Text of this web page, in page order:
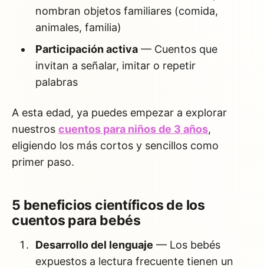
nombran objetos familiares (comida,
animales, familia)
Participación activa— Cuentos que
invitan a señalar, imitar o repetir
palabras
A esta edad, ya puedes empezar a explorar
nuestros cuentos para niños de 3 años,
eligiendo los más cortos y sencillos como
primer paso.
5 beneficios científicos de los
cuentos para bebés
Desarrollo del lenguaje — Los bebés
expuestos a lectura frecuente tienen un